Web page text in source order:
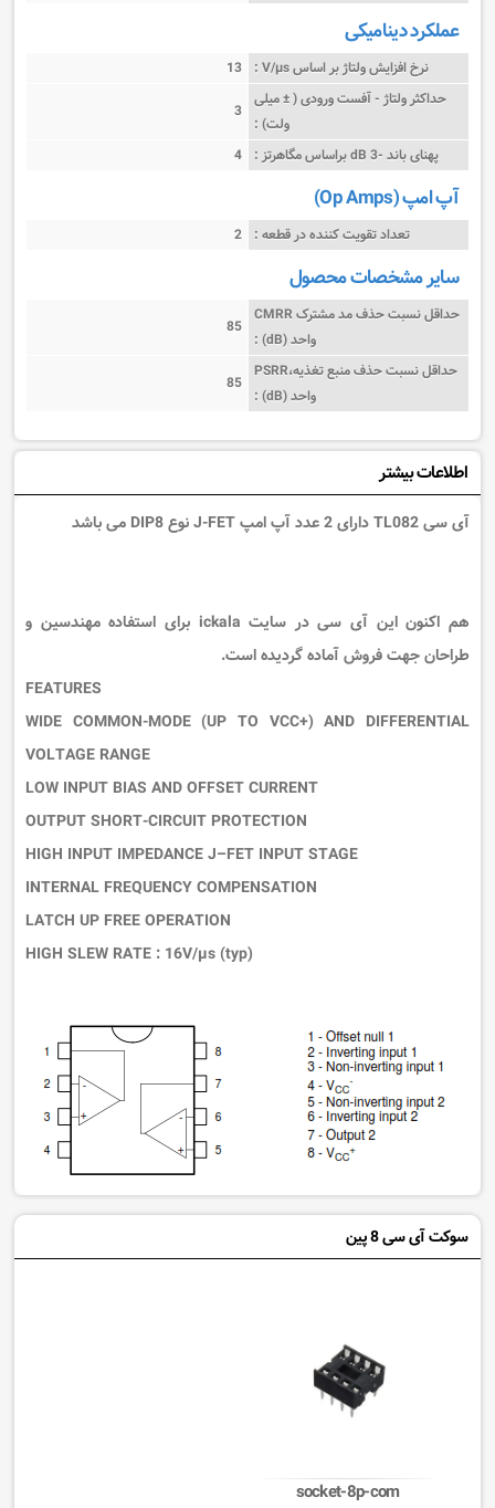
عملکرد دینامیکی
نرخ افزایش ولتاژ بر اساس V/µs :
13
حداکثر ولتاژ - آفست ورودی ( ± میلی
ولت) :
3
پهنای باند -3 dB براساس مگاهرتز :
4
آپ امپ (Op Amps)
تعداد تقویت کننده در قطعه : 2
سایر مشخصات محصول
حداقل نسبت حذف مد مشترک CMRR
واحد (dB) :
85
حداقل نسبت حذف منبع تغذیه،PSRR
واحد (dB) :
85
اطلاعات بیشتر
آی سی TL082 دارای 2 عدد آپ امپ J-FET نوع DIP8 می باشد
هم اکنون این آی سی در سایت ickala برای استفاده مهندسین و
طراحان جهت فروش آماده گردیده است.
FEATURES
WIDE COMMON-MODE (UP TO VCC+) AND DIFFERENTIAL
VOLTAGE RANGE
LOW INPUT BIAS AND OFFSET CURRENT
OUTPUT SHORT-CIRCUIT PROTECTION
HIGH INPUT IMPEDANCE J–FET INPUT STAGE
INTERNAL FREQUENCY COMPENSATION
LATCH UP FREE OPERATION
HIGH SLEW RATE : 16V/µs (typ)
سوکت آی سی 8 پین
socket-8p-com